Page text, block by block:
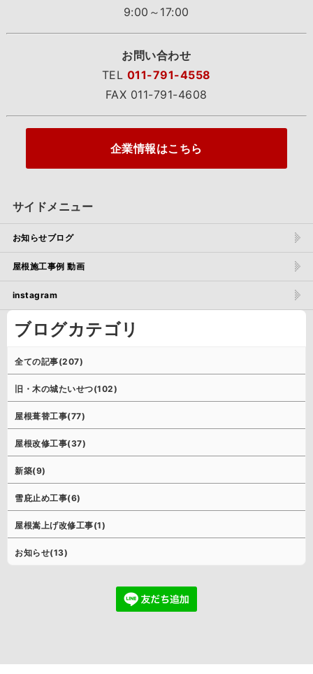
9:00～17:00
お問い合わせ
TEL 011-791-4558
FAX 011-791-4608
企業情報はこちら
サイドメニュー
お知らせブログ
屋根施工事例 動画
instagram
ブログカテゴリ
全ての記事(207)
旧・木の城たいせつ(102)
屋根葺替工事(77)
屋根改修工事(37)
新築(9)
雪庇止め工事(6)
屋根嵩上げ改修工事(1)
お知らせ(13)